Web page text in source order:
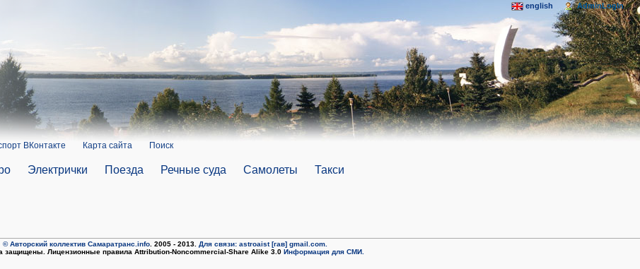
ВКонтакте Карта сайта Поиск
Электрички Поезда Речные суда Самолеты Такси
english AdminLogIn
© Авторский коллектив Самаратранс.info. 2005 - 2013. Для связи: astroaist [гав] gmail.com.
защищены. Лицензионные правила Attribution-Noncommercial-Share Alike 3.0 Информация для СМИ.